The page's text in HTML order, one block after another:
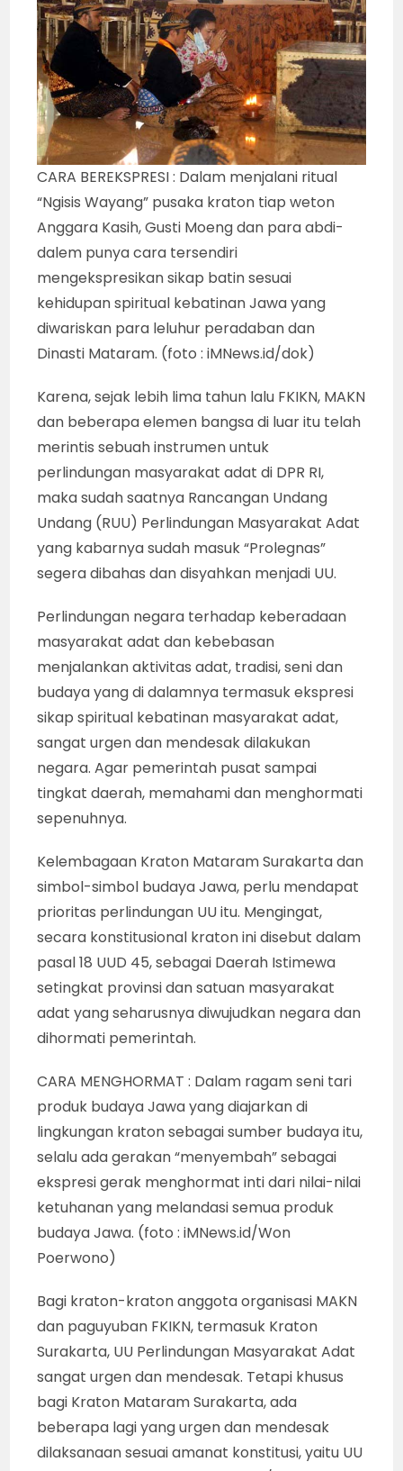
CARA BEREKSPRESI : Dalam menjalani ritual
“Ngisis Wayang” pusaka kraton tiap weton
Anggara Kasih, Gusti Moeng dan para abdi-
dalem punya cara tersendiri
mengekspresikan sikap batin sesuai
kehidupan spiritual kebatinan Jawa yang
diwariskan para leluhur peradaban dan
Dinasti Mataram. (foto : iMNews.id/dok)
Karena, sejak lebih lima tahun lalu FKIKN, MAKN
dan beberapa elemen bangsa di luar itu telah
merintis sebuah instrumen untuk
perlindungan masyarakat adat di DPR RI,
maka sudah saatnya Rancangan Undang
Undang (RUU) Perlindungan Masyarakat Adat
yang kabarnya sudah masuk “Prolegnas”
segera dibahas dan disyahkan menjadi UU.
Perlindungan negara terhadap keberadaan
masyarakat adat dan kebebasan
menjalankan aktivitas adat, tradisi, seni dan
budaya yang di dalamnya termasuk ekspresi
sikap spiritual kebatinan masyarakat adat,
sangat urgen dan mendesak dilakukan
negara. Agar pemerintah pusat sampai
tingkat daerah, memahami dan menghormati
sepenuhnya.
Kelembagaan Kraton Mataram Surakarta dan
simbol-simbol budaya Jawa, perlu mendapat
prioritas perlindungan UU itu. Mengingat,
secara konstitusional kraton ini disebut dalam
pasal 18 UUD 45, sebagai Daerah Istimewa
setingkat provinsi dan satuan masyarakat
adat yang seharusnya diwujudkan negara dan
dihormati pemerintah.
CARA MENGHORMAT : Dalam ragam seni tari
produk budaya Jawa yang diajarkan di
lingkungan kraton sebagai sumber budaya itu,
selalu ada gerakan “menyembah” sebagai
ekspresi gerak menghormat inti dari nilai-nilai
ketuhanan yang melandasi semua produk
budaya Jawa. (foto : iMNews.id/Won
Poerwono)
Bagi kraton-kraton anggota organisasi MAKN
dan paguyuban FKIKN, termasuk Kraton
Surakarta, UU Perlindungan Masyarakat Adat
sangat urgen dan mendesak. Tetapi khusus
bagi Kraton Mataram Surakarta, ada
beberapa lagi yang urgen dan mendesak
dilaksanaan sesuai amanat konstitusi, yaitu UU